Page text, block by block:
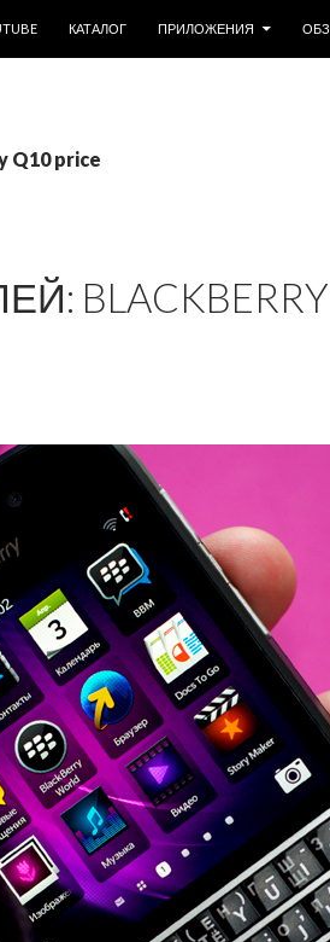
КАТАЛОГ ПРИЛОЖЕНИЯ
Q10 price
BLACKBERRY